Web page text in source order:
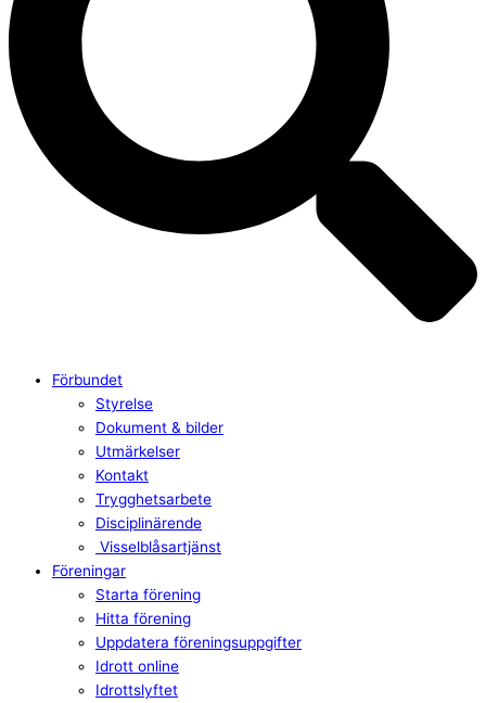
Förbundet
Styrelse
Dokument & bilder
Utmärkelser
Kontakt
Trygghetsarbete
Disciplinärende
Visselblåsartjänst
Föreningar
Starta förening
Hitta förening
Uppdatera föreningsuppgifter
Idrott online
Idrottslyftet